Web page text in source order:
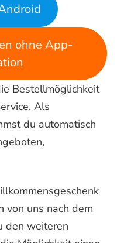
ohne App-
Bestellmöglichkeit
Als
du automatisch
von uns nach dem
den weiteren